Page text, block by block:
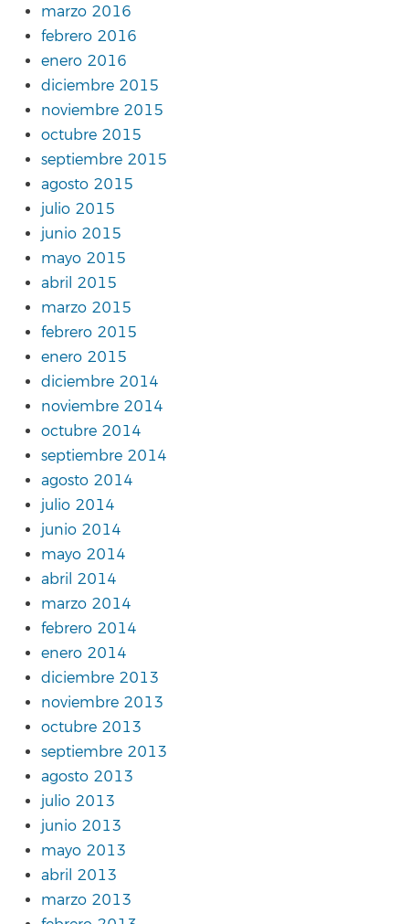
marzo 2016
febrero 2016
enero 2016
diciembre 2015
noviembre 2015
octubre 2015
septiembre 2015
agosto 2015
julio 2015
junio 2015
mayo 2015
abril 2015
marzo 2015
febrero 2015
enero 2015
diciembre 2014
noviembre 2014
octubre 2014
septiembre 2014
agosto 2014
julio 2014
junio 2014
mayo 2014
abril 2014
marzo 2014
febrero 2014
enero 2014
diciembre 2013
noviembre 2013
octubre 2013
septiembre 2013
agosto 2013
julio 2013
junio 2013
mayo 2013
abril 2013
marzo 2013